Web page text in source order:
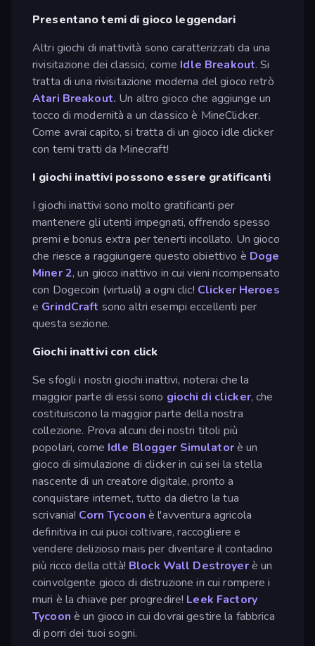
Presentano temi di gioco leggendari
Altri giochi di inattività sono caratterizzati da una
rivisitazione dei classici, come Idle Breakout. Si
tratta di una rivisitazione moderna del gioco retrò
Atari Breakout. Un altro gioco che aggiunge un
tocco di modernità a un classico è MineClicker.
Come avrai capito, si tratta di un gioco idle clicker
con temi tratti da Minecraft!
I giochi inattivi possono essere gratificanti
I giochi inattivi sono molto gratificanti per
mantenere gli utenti impegnati, offrendo spesso
premi e bonus extra per tenerti incollato. Un gioco
che riesce a raggiungere questo obiettivo è Doge
Miner 2, un gioco inattivo in cui vieni ricompensato
con Dogecoin (virtuali) a ogni clic! Clicker Heroes
e GrindCraft sono altri esempi eccellenti per
questa sezione.
Giochi inattivi con click
Se sfogli i nostri giochi inattivi, noterai che la
maggior parte di essi sono giochi di clicker, che
costituiscono la maggior parte della nostra
collezione. Prova alcuni dei nostri titoli più
popolari, come Idle Blogger Simulatorè un
gioco di simulazione di clicker in cui sei la stella
nascente di un creatore digitale, pronto a
conquistare internet, tutto da dietro la tua
scrivania! Corn Tycoon è l'avventura agricola
definitiva in cui puoi coltivare, raccogliere e
vendere delizioso mais per diventare il contadino
più ricco della città! Block Wall Destroyerè un
coinvolgente gioco di distruzione in cui rompere i
muri è la chiave per progredire! Leek Factory
Tycoon è un gioco in cui dovrai gestire la fabbrica
di porri dei tuoi sogni.